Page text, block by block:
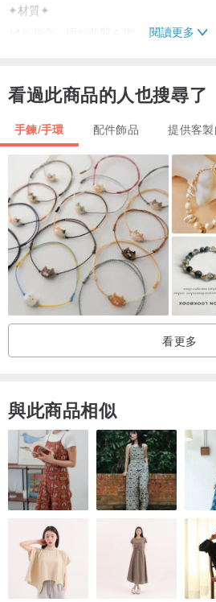
✦材質✦
✦手鍊/手環✦
►手圍
手圍以公分(cm)計算，使用皮尺繞手一圈
註）
加長：需另外加價（每款翡翠價格不同，
►材質
可以依照個人需求訂製925銀或14k包金鏈
如果不希望延長鏈（緩衝扣）留太長，都
✦隨意扣✦
任意款隨意扣都可以改吊墜（下單時，請
凡是翡翠都可以設計綁件
如：包包掛飾/手機掛飾/車上掛飾/桌上
閱讀更多
看過此商品的人也搜尋了
手鍊/手環 配件飾品 提供客
看更多
與此商品相似